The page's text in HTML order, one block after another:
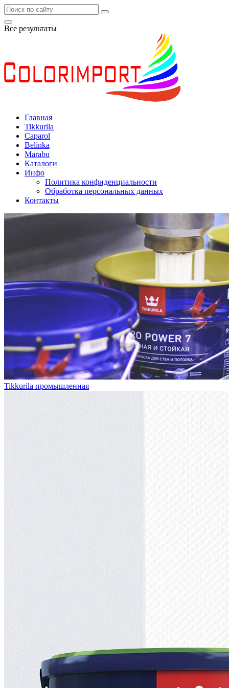
Все результаты
Главная
Tikkurila
Caparol
Belinka
Marabu
Каталоги
Инфо
Политика конфиденциальности
Обработка персональных данных
Контакты
Tikkurila промышленная